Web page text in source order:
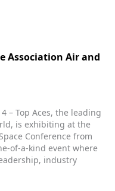
Association Air and
– Top Aces, the leading
is exhibiting at the
Conference from
of-a-kind event where
industry